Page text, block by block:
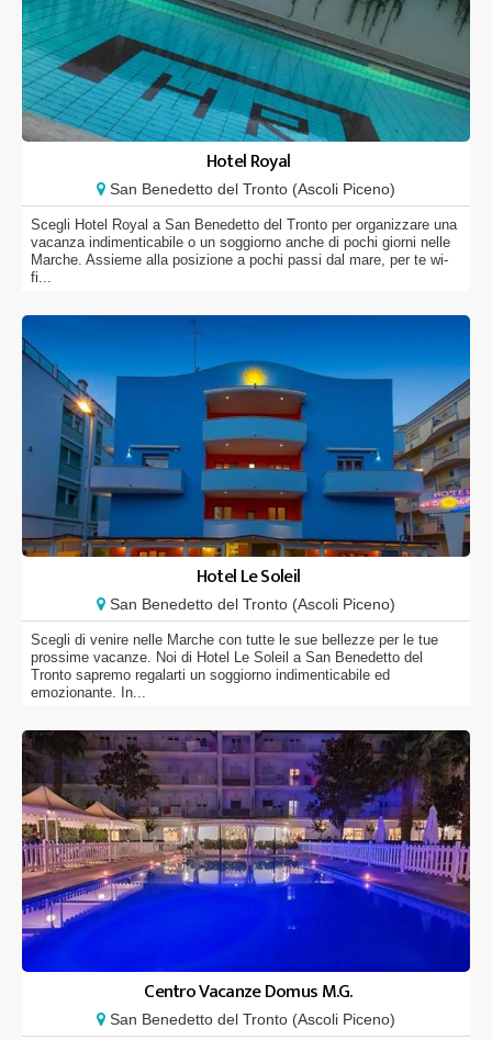
Hotel Royal
San Benedetto del Tronto (Ascoli Piceno)
Scegli Hotel Royal a San Benedetto del Tronto per organizzare una
vacanza indimenticabile o un soggiorno anche di pochi giorni nelle
Marche. Assieme alla posizione a pochi passi dal mare, per te wi-
fi...
Hotel Le Soleil
San Benedetto del Tronto (Ascoli Piceno)
Scegli di venire nelle Marche con tutte le sue bellezze per le tue
prossime vacanze. Noi di Hotel Le Soleil a San Benedetto del
Tronto sapremo regalarti un soggiorno indimenticabile ed
emozionante. In...
Centro Vacanze Domus M.G.
San Benedetto del Tronto (Ascoli Piceno)